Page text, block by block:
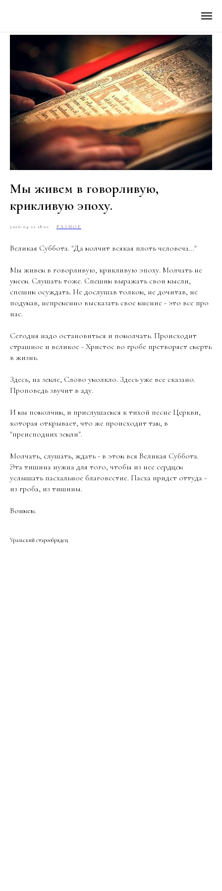
Мы живем в говорливую,
крикливую эпоху.
2026-04-11 18:01 РАЗНОЕ
Великая Суббота. "Да молчит всякая плоть человеча..."
Мы живем в говорливую, крикливую эпоху. Молчать не
умеем. Слушать тоже. Спешим выражать свои мысли,
спешим осуждать. Не дослушав толком, не дочитав, не
подумав, непременно высказать свое мнение - это все про
нас.
Сегодня надо остановиться и помолчать. Происходит
страшное и великое - Христос во гробе претворяет смерть
в жизнь.
Здесь, на земле, Слово умолкло. Здесь уже все сказано.
Проповедь звучит в аду.
И мы помолчим, и прислушаемся к тихой песне Церкви,
которая открывает, что же происходит там, в
"преисподних земли".
Молчать, слушать, ждать - в этом вся Великая Суббота.
Эта тишина нужна для того, чтобы из нее сердцем
услышать пасхальное благовестие. Пасха придет оттуда -
из гроба, из тишины.
Вонмем.
Уральский старообрядец